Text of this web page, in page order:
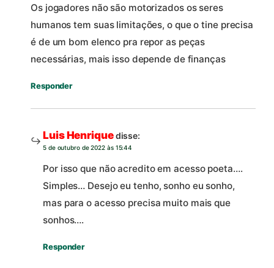
Os jogadores não são motorizados os seres
humanos tem suas limitações, o que o tine precisa
é de um bom elenco pra repor as peças
necessárias, mais isso depende de finanças
Responder
Luis Henriquedisse:
5 de outubro de 2022 às 15:44
Por isso que não acredito em acesso poeta….
Simples… Desejo eu tenho, sonho eu sonho,
mas para o acesso precisa muito mais que
sonhos….
Responder